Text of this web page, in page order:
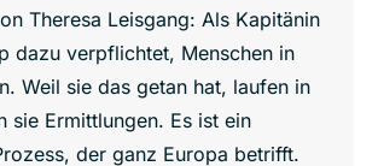
Theresa Leisgang: Als Kapitänin
dazu verpflichtet, Menschen in
Weil sie das getan hat, laufen in
sie Ermittlungen. Es ist ein
der ganz Europa betrifft.